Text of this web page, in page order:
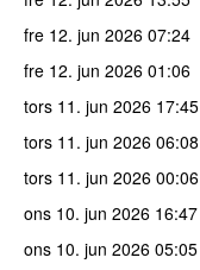
fre 12. jun 2026 07:24
fre 12. jun 2026 01:06
tors 11. jun 2026 17:45
tors 11. jun 2026 06:08
tors 11. jun 2026 00:06
ons 10. jun 2026 16:47
ons 10. jun 2026 05:05